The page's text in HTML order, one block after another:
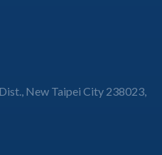
New Taipei City 238023,